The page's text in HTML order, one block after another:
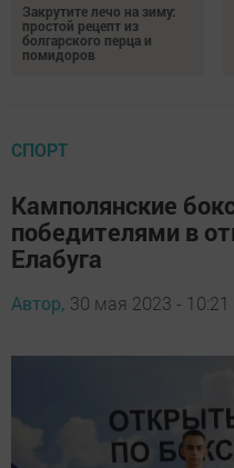
Закрутите лечо на зиму:
простой рецепт из
болгарского перца и
помидоров
СПОРТ
Камполянские
победителями в
Елабуга
Автор, 30 мая 2023 - 10:21